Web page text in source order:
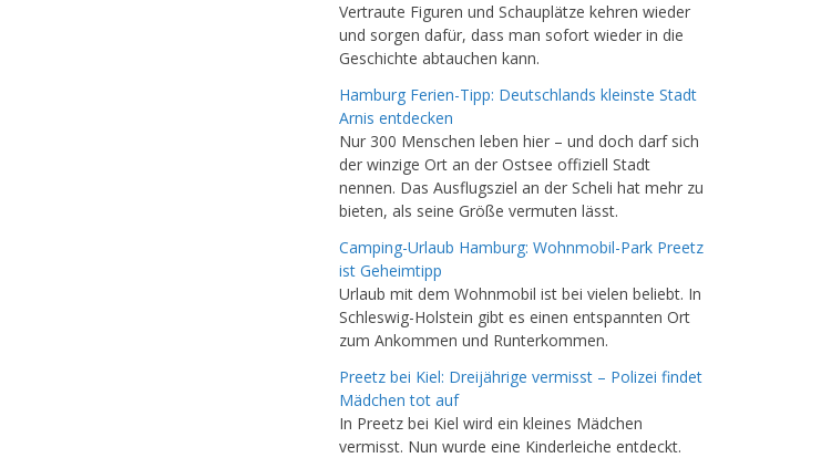
Vertraute Figuren und Schauplätze kehren wieder
und sorgen dafür, dass man sofort wieder in die
Geschichte abtauchen kann.
Hamburg Ferien-Tipp: Deutschlands kleinste Stadt
Arnis entdecken
Nur 300 Menschen leben hier – und doch darf sich
der winzige Ort an der Ostsee offiziell Stadt
nennen. Das Ausflugsziel an der Scheli hat mehr zu
bieten, als seine Größe vermuten lässt.
Camping-Urlaub Hamburg: Wohnmobil-Park Preetz
ist Geheimtipp
Urlaub mit dem Wohnmobil ist bei vielen beliebt. In
Schleswig-Holstein gibt es einen entspannten Ort
zum Ankommen und Runterkommen.
Preetz bei Kiel: Dreijährige vermisst – Polizei findet
Mädchen tot auf
In Preetz bei Kiel wird ein kleines Mädchen
vermisst. Nun wurde eine Kinderleiche entdeckt.